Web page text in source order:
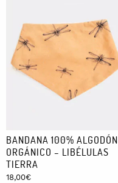
BANDANA 100% ALGODÓN
ORGÁNICO – LIBÉLULAS
TIERRA
18,00€